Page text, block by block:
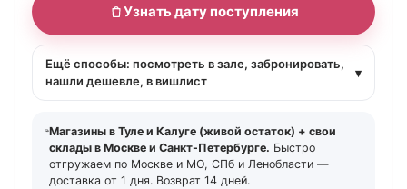
Узнать дату поступления
Ещё способы: посмотреть в зале, забронировать,
нашли дешевле, в вишлист
▾
Магазины в Туле и Калуге (живой остаток) + свои
склады в Москве и Санкт-Петербурге. Быстро
отгружаем по Москве и МО, СПб и Ленобласти —
доставка от 1 дня. Возврат 14 дней.